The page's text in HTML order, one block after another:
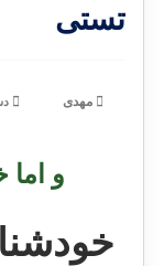
تستی
مهدی
و